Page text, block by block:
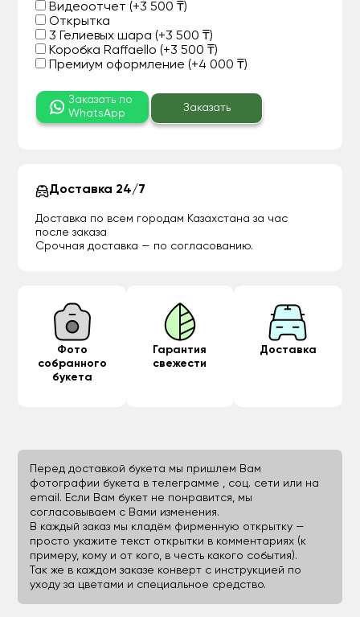
Видеоотчет (+3 500 ₸)
Открытка
3 Гелиевых шара (+3 500 ₸)
Коробка Raffaello (+3 500 ₸)
Премиум оформление (+4 000 ₸)
Заказать по
WhatsApp
Заказать
Доставка 24/7
Доставка по всем городам Казахстана за час
после заказа
Срочная доставка — по согласованию.
Фото
собранного
букета
Гарантия
свежести
Доставка
Перед доставкой букета мы пришлем Вам
фотографии букета в телеграмме , соц. сети или на
email. Если Вам букет не понравится, мы
согласовываем с Вами изменения.
В каждый заказ мы кладём фирменную открытку —
просто укажите текст открытки в комментариях (к
примеру, кому и от кого, в честь какого события).
Так же в каждом заказе конверт с инструкцией по
уходу за цветами и специальное средство.